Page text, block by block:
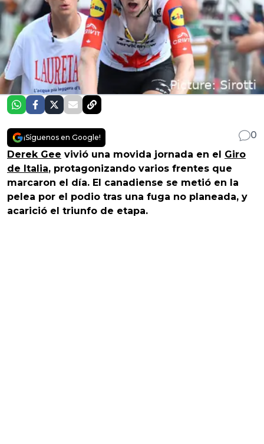
¡Síguenos en Google!
0
Derek Gee vivió una movida jornada en el Giro
de Italia, protagonizando varios frentes que
marcaron el día. El canadiense se metió en la
pelea por el podio tras una fuga no planeada, y
acarició el triunfo de etapa.